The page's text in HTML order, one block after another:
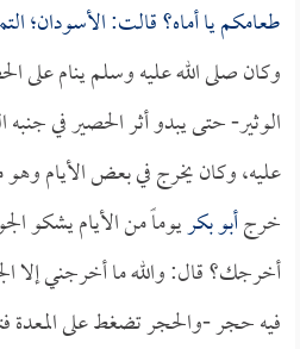
طعامكم يا أماه؟ قالت: الأسودان؛
وكان صلى الله عليه وسلم ينام على
الوثير- حتى يبدو أثر الحصير في
عليه، وكان يخرج في بعض الأيام
خرجأبو بكريوماً من الأيام يشكو
أخرجك؟ قال: والله ما أخرجني إلا
فيه حجر -والحجر تضغط على المعدة